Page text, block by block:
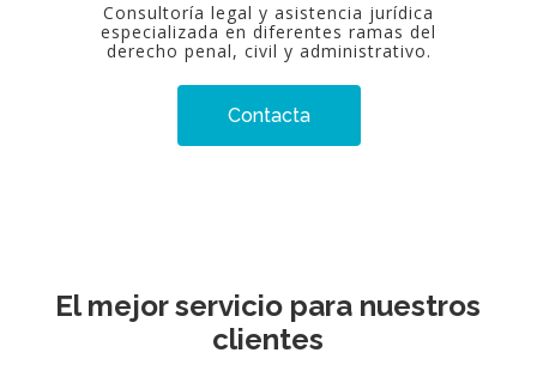
Consultoría legal y asistencia jurídica
especializada en diferentes ramas del
derecho penal, civil y administrativo.
Contacta
El mejor servicio para nuestros
clientes